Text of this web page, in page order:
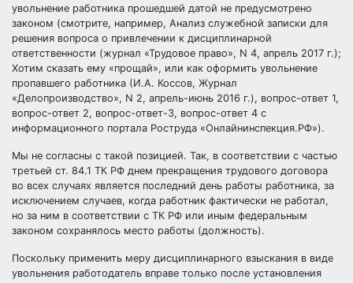
увольнение работника прошедшей датой не предусмотрено
законом (смотрите, например, Анализ служебной записки для
решения вопроса о привлечении к дисциплинарной
ответственности (журнал «Трудовое право», N 4, апрель 2017 г.);
Хотим сказать ему «прощай», или как оформить увольнение
пропавшего работника (И.А. Коссов, Журнал
«Делопроизводство», N 2, апрель-июнь 2016 г.), вопрос-ответ 1,
вопрос-ответ 2, вопрос-ответ-3, вопрос-ответ 4 с
информационного портала Роструда «Онлайнинспекция.РФ»).
Мы не согласны с такой позицией. Так, в соответствии с частью
третьей ст. 84.1 ТК РФ днем прекращения трудового договора
во всех случаях является последний день работы работника, за
исключением случаев, когда работник фактически не работал,
но за ним в соответствии с ТК РФ или иным федеральным
законом сохранялось место работы (должность).
Поскольку применить меру дисциплинарного взыскания в виде
увольнения работодатель вправе только после установления